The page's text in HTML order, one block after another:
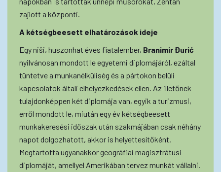
zajlott a központi.
A kétségbeesett elhatározások ideje
Egy niši, huszonhat éves fiatalember, Branimir Đurić
nyilvánosan mondott le egyetemi diplomájáról, ezáltal
tüntetve a munkanélküliség és a pártokon belüli
kapcsolatok általi elhelyezkedések ellen. Az illetőnek
tulajdonképpen két diplomája van, egyik a turizmusi,
erről mondott le, miután egy év kétségbeesett
munkakeresési időszak után szakmájában csak néhány
napot dolgozhatott, akkor is helyettesítőként.
Megtartotta ugyanakkor geográfiai magisztrátusi
diplomáját, amellyel Amerikában tervez munkát vállalni.